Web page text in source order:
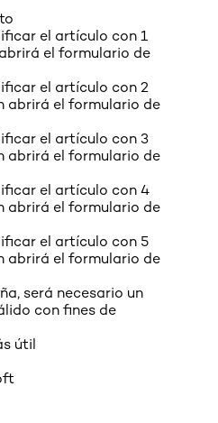
el artículo con 1
el formulario de
el artículo con 2
abrirá el formulario de
el artículo con 3
abrirá el formulario de
el artículo con 4
abrirá el formulario de
el artículo con 5
abrirá el formulario de
será necesario un
con fines de
útil